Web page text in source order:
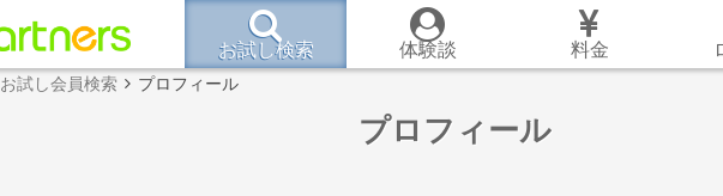
お試し検索 体験談 料金
お試し会員検索 プロフィール
プロフィール